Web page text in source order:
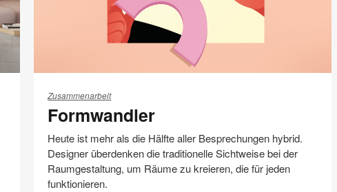
Zusammenarbeit
Formwandler
Heute ist mehr als die Hälfte aller Besprechungen hybrid.
Designer überdenken die traditionelle Sichtweise bei der
Raumgestaltung, um Räume zu kreieren, die für jeden
funktionieren.